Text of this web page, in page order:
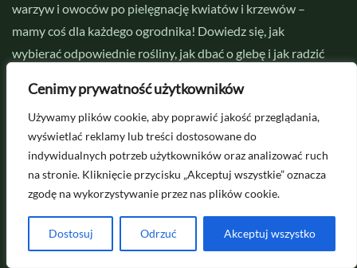
Cenimy prywatność użytkowników
Używamy plików cookie, aby poprawić jakość przeglądania,
wyświetlać reklamy lub treści dostosowane do
indywidualnych potrzeb użytkowników oraz analizować ruch
na stronie. Kliknięcie przycisku „Akceptuj wszystkie” oznacza
zgodę na wykorzystywanie przez nas plików cookie.
Dostosuj Odrzuć Akceptuj wszystko
warzyw i owoców po pielęgnację kwiatów i krzewów –
mamy coś dla każdego ogrodnika! Dowiedz się, jak
wybierać odpowiednie rośliny, jak dbać o glebę i jak radzić
Najciekawsze
2026-06-11
Jak najprościej rozmnażać róże z
łodygi?